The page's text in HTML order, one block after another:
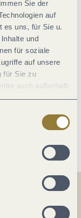
Sie der
auf
es uns, für Sie u.
und
für soziale
auf unsere
für Sie zu
auch außerhalb
und dort
"Alle
in der Nutzung